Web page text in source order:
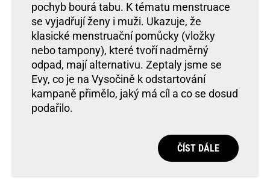
pochyb bourá tabu. K tématu menstruace
se vyjadřují ženy i muži. Ukazuje, že
klasické menstruační pomůcky (vložky
nebo tampony), které tvoří nadměrný
odpad, mají alternativu. Zeptaly jsme se
Evy, co je na Vysočině k odstartování
kampaně přimělo, jaký má cíl a co se dosud
podařilo.
ČÍST DÁLE